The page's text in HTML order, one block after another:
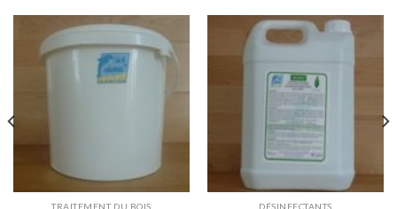
TRAITEMENT DU BOIS DÉSINFECTANTS